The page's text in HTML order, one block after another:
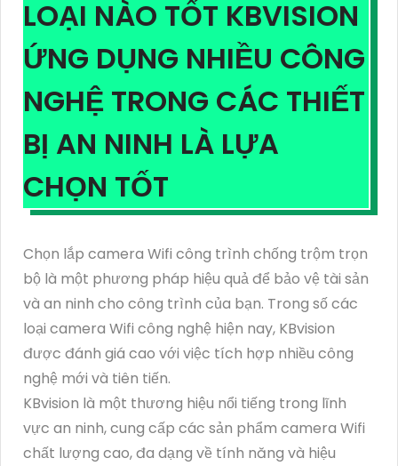
LOẠI NÀO TỐT KBVISION
ỨNG DỤNG NHIỀU CÔNG
NGHỆ TRONG CÁC THIẾT
BỊ AN NINH LÀ LỰA
CHỌN TỐT
Chọn lắp camera Wifi công trình chống trộm trọn
bộ là một phương pháp hiệu quả để bảo vệ tài sản
và an ninh cho công trình của bạn. Trong số các
loại camera Wifi công nghệ hiện nay, KBvision
được đánh giá cao với việc tích hợp nhiều công
nghệ mới và tiên tiến.
KBvision là một thương hiệu nổi tiếng trong lĩnh
vực an ninh, cung cấp các sản phẩm camera Wifi
chất lượng cao, đa dạng về tính năng và hiệu